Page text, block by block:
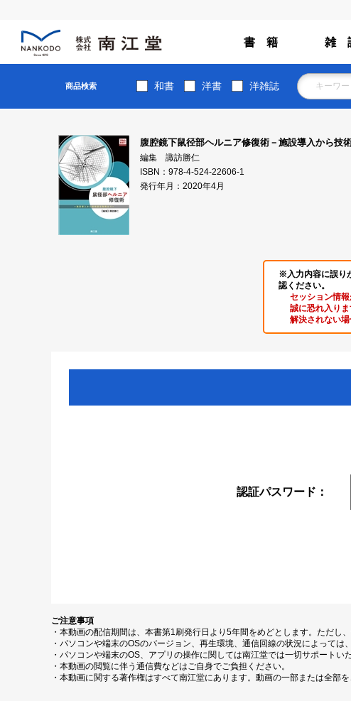
書 籍 雑
商品検索 和書 洋書 洋雑誌
腹腔鏡下鼠径部ヘルニア修復術－施設導入から技
編集 諏訪勝仁
ISBN：978-4-524-22606-1
発行年月：2020年4月
※入力内容に誤り
認ください。
セッション情
誠に恐れ入り
解決されない
認証パスワード：
ご注意事項
・本動画の配信期間は、本書第1刷発行日より5年間をめどとします。ただし
・パソコンや端末のOSのバージョン、再生環境、通信回線の状況によっては
・パソコンや端末のOS、アプリの操作に関しては南江堂では一切サポートい
・本動画の閲覧に伴う通信費などはご自身でご負担ください。
・本動画に関する著作権はすべて南江堂にあります。動画の一部または全部